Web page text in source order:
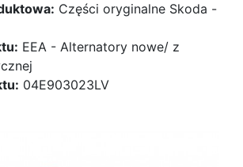
Części oryginalne Skoda -
EEA - Alternatory nowe/ z
04E903023LV